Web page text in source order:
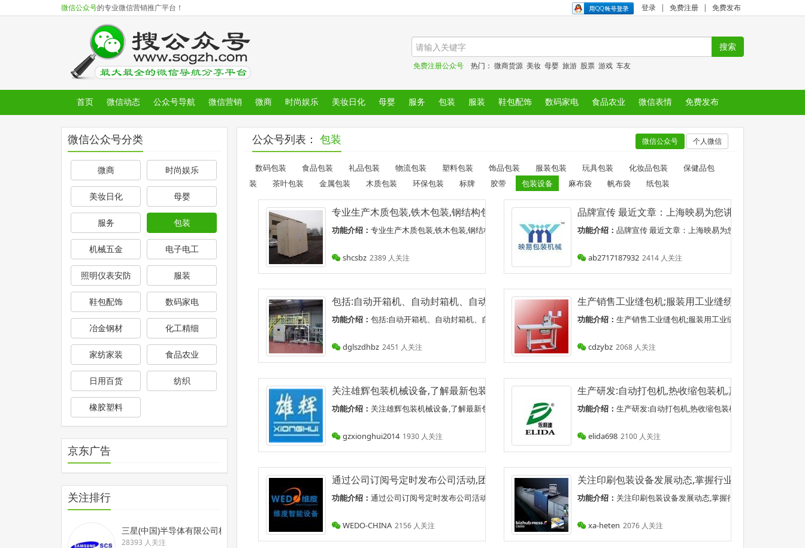
微信公众号的专业微信营销推广平台！ 登录 | 免费注册 | 免费发布
免费注册公众号 热门： 微商货源 美妆 母婴 旅游 股票 游戏 车友
首页 微信动态 公众号导航 微信营销 微商 时尚娱乐 美妆日化 母婴 服务 包装 服装 鞋包配饰 数码家电 食品农业 微信表情 免费发布
微信公众号分类
微商 时尚娱乐
美妆日化 母婴
服务 包装
机械五金 电子电工
照明仪表安防 服装
鞋包配饰 数码家电
冶金钢材 化工精细
家纺家装 食品农业
日用百货 纺织
橡胶塑料
京东广告
关注排行
三星(中国)半导体有限公司校园招聘官方公众账号.在这里你可以全面了解三星半导体(SCS)的校园招聘信息,包含宣讲会,笔试,面试安排,招聘职位信息等内容.三星(中国)半导体有限公司热
28393 人关注
公众号列表： 包装 微信公众号 个人微信
数码包装 食品包装 礼品包装 物流包装 塑料包装 饰品包装 服装包装 玩具包装 化妆品包装
保健品包
装
茶叶包装 金属包装 木质包装 环保包装 标牌 胶带 包装设备 麻布袋 帆布袋 纸包装
专业生产木质包装,铁木包装,钢结构包装,集装箱装箱及内固定,大型设备移位,实现包装一站式供应及整合服务. 最
功能介绍： 专业生产木质包装,铁木包装,钢结构包装,集装箱装箱及内固定,大型...
shcsbz 2389 人关注
品牌宣传 最近文章：上海映易为您讲解:全自动套标
功能介绍： 品牌宣传 最近文章：上海映易为您讲解:全自动套标机
ab2717187932 2414 人关注
包括:自动开箱机、自动封箱机、自动称重机、自动*拣机、自动扫描系统、自动码垛机、自动供栈板机、自动
功能介绍： 包括:自动开箱机、自动封箱机、自动称重机、自动分拣机、自动扫描系...
dglszdhbz 2451 人关注
生产销售工业缝包机;服装用工业缝纫机;工业缝包线;
功能介绍： 生产销售工业缝包机;服装用工业缝纫机;工业缝包线;各
cdzybz 2068 人关注
关注雄辉包装机械设备,了解最新包装机械设备行情 最近文章：双变频枕式自动包装机
功能介绍： 关注雄辉包装机械设备,了解最新包装机械设备行情 最近文章：双变...
gzxionghui2014 1930 人关注
生产研发:自动打包机,热收缩包装机,真空包装机,拉
功能介绍： 生产研发:自动打包机,热收缩包装机,真空包装机,拉伸膜
elida698 2100 人关注
通过公司订阅号定时发布公司活动,团队活动,以及一些公益活动.打造内部工作活跃度,调动工作激情,对外宣传企
功能介绍： 通过公司订阅号定时发布公司活动,团队活动,以及一些公益活动.打造...
WEDO-CHINA 2156 人关注
关注印刷包装设备发展动态,掌握行业最新前沿资讯.
功能介绍： 关注印刷包装设备发展动态,掌握行业最新前沿资讯.胶
xa-heten 2076 人关注